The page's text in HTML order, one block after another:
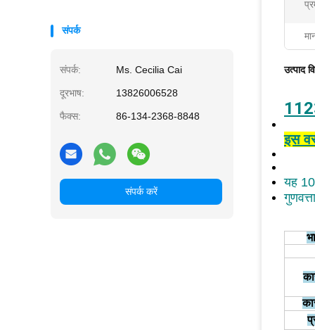
संपर्क
संपर्क: Ms. Cecilia Cai
दूरभाष: 13826006528
फैक्स: 86-134-2368-8848
संपर्क करें
उत्पाद
इस
यह